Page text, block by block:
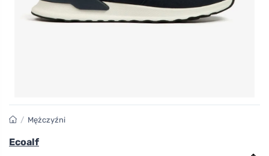
/ Mężczyźni
Ecoalf